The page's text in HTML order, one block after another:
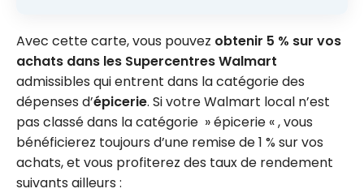
Avec cette carte, vous pouvez obtenir 5 % sur vos
achats dans les Supercentres Walmart
admissibles qui entrent dans la catégorie des
dépenses d’épicerie. Si votre Walmart local n’est
pas classé dans la catégorie » épicerie « , vous
bénéficierez toujours d’une remise de 1 % sur vos
achats, et vous profiterez des taux de rendement
suivants ailleurs :